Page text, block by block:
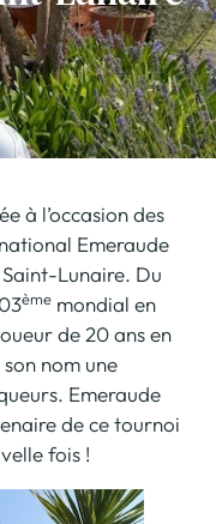
à l’occasion des
Emeraude
Lunaire. Du
ème mondial en
de 20 ans en
nom une
Emeraude
de ce tournoi
fois !